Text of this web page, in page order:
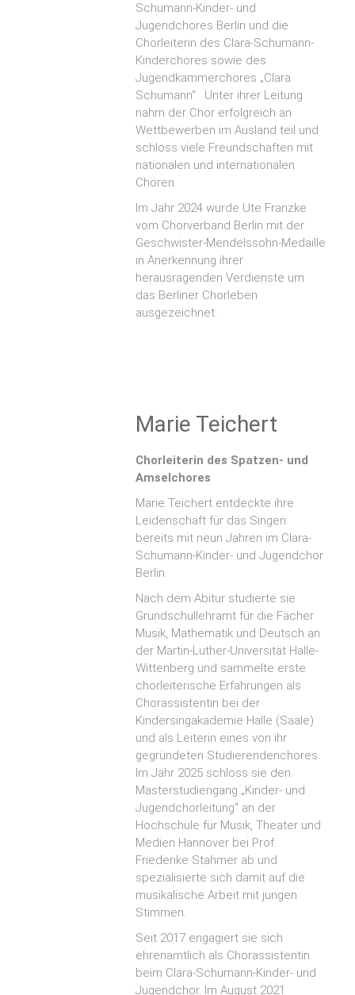
Schumann-Kinder- und
Jugendchores Berlin und die
Chorleiterin des Clara-Schumann-
Kinderchores sowie des
Jugendkammerchores „Clara
Schumann“ . Unter ihrer Leitung
nahm der Chor erfolgreich an
Wettbewerben im Ausland teil und
schloss viele Freundschaften mit
nationalen und internationalen
Chören.
Im Jahr 2024 wurde Ute Franzke
vom Chorverband Berlin mit der
Geschwister-Mendelssohn-Medaille
in Anerkennung ihrer
herausragenden Verdienste um
das Berliner Chorleben
ausgezeichnet.
Marie Teichert
Chorleiterin des Spatzen- und
Amselchores
Marie Teichert entdeckte ihre
Leidenschaft für das Singen
bereits mit neun Jahren im Clara-
Schumann-Kinder- und Jugendchor
Berlin.
Nach dem Abitur studierte sie
Grundschullehramt für die Fächer
Musik, Mathematik und Deutsch an
der Martin-Luther-Universität Halle-
Wittenberg und sammelte erste
chorleiterische Erfahrungen als
Chorassistentin bei der
Kindersingakademie Halle (Saale)
und als Leiterin eines von ihr
gegründeten Studierendenchores.
Im Jahr 2025 schloss sie den
Masterstudiengang „Kinder- und
Jugendchorleitung“ an der
Hochschule für Musik, Theater und
Medien Hannover bei Prof.
Friederike Stahmer ab und
spezialisierte sich damit auf die
musikalische Arbeit mit jungen
Stimmen.
Seit 2017 engagiert sie sich
ehrenamtlich als Chorassistentin
beim Clara-Schumann-Kinder- und
Jugendchor. Im August 2021